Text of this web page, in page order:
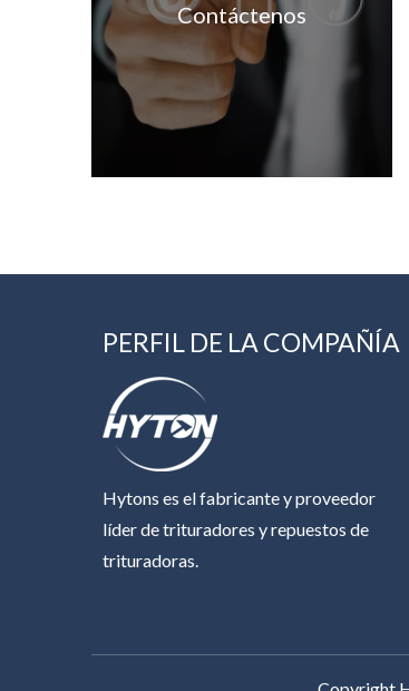
Contáctenos
PERFIL DE LA COMPAÑÍA
Hytons es el fabricante y proveedor
líder de trituradores y repuestos de
trituradoras.